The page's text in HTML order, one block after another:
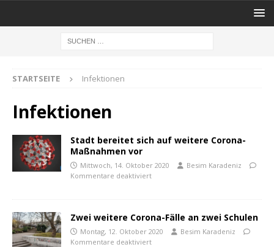
STARTSEITE Infektionen
Infektionen
Stadt bereitet sich auf weitere Corona-
Maßnahmen vor
Mittwoch, 14. Oktober 2020
Besim Karadeniz
Kommentare deaktiviert
Zwei weitere Corona-Fälle an zwei Schulen
Montag, 12. Oktober 2020
Besim Karadeniz
Kommentare deaktiviert